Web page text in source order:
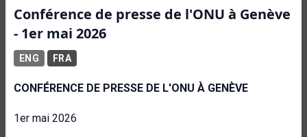
Conférence de presse de l'ONU à Genève
- 1er mai 2026
ENG FRA
CONFÉRENCE DE PRESSE DE L'ONU À GENÈVE
1er mai 2026